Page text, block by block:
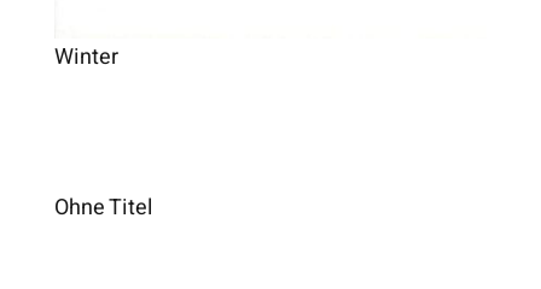
Winter
Ohne Titel